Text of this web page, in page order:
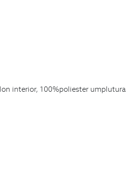
interior, 100%poliester umplutura